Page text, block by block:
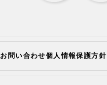
お問い合わせ個人情報保護方針